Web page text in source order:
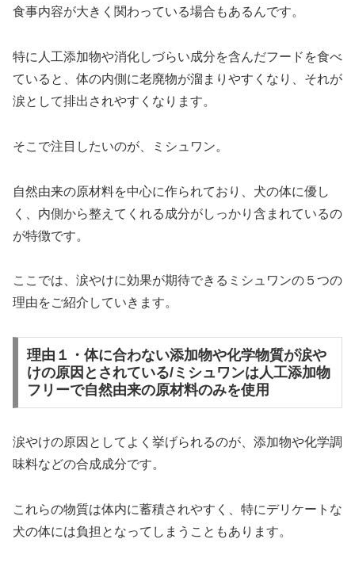
食事内容が大きく関わっている場合もあるんです。
特に人工添加物や消化しづらい成分を含んだフードを食べ
ていると、体の内側に老廃物が溜まりやすくなり、それが
涙として排出されやすくなります。
そこで注目したいのが、ミシュワン。
自然由来の原材料を中心に作られており、犬の体に優し
く、内側から整えてくれる成分がしっかり含まれているの
が特徴です。
ここでは、涙やけに効果が期待できるミシュワンの５つの
理由をご紹介していきます。
理由１・体に合わない添加物や化学物質が涙や
けの原因とされている/ミシュワンは人工添加物
フリーで自然由来の原材料のみを使用
涙やけの原因としてよく挙げられるのが、添加物や化学調
味料などの合成成分です。
これらの物質は体内に蓄積されやすく、特にデリケートな
犬の体には負担となってしまうこともあります。